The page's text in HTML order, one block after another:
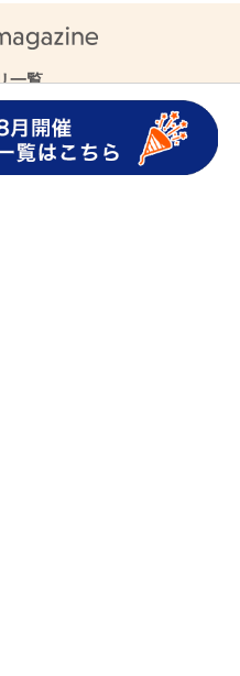
一覧
ンペーン
QRコード決済・
入事例
グロースパック